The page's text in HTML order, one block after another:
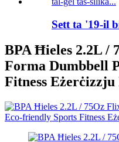
Sett ta '19-il
BPA Ħieles 2.2L /
Forma Dumbbell
Fitness